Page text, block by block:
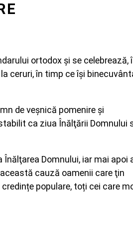
ortodox și se celebrează,
ceruri, în timp ce își
de veșnică pomenire şi
ca ziua Înălţării Domnului
Domnului, iar mai apoi
cauză oamenii care ţin
populare, toți cei care